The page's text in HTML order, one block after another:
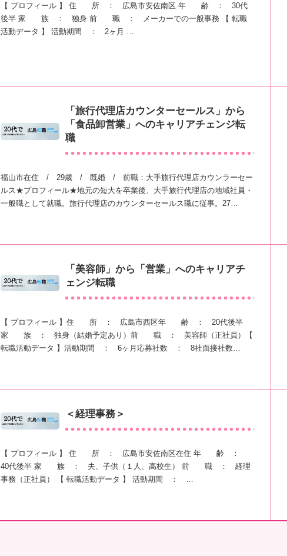
【 プロフィール 】 住 所 ： 広島市安佐南区 年 齢 ： 30代
後半 家 族 ： 独身 前 職 ： メーカーでの一般事務 【 転職
活動データ 】 活動期間 ： 2ヶ月 …
「旅行代理店カウンターセールス」から
「食品卸営業」へのキャリアチェンジ転
職
福山市在住 / 29歳 / 既婚 / 前職：大手旅行代理店カウンラーセー
ルス★プロフィール★地元の短大を卒業後、大手旅行代理店の地域社員・
一般職として就職。旅行代理店のカウンターセールス職に従事。27…
「美容師」から「営業」へのキャリアチ
ェンジ転職
【 プロフィール 】住 所 ： 広島市西区年 齢 ： 20代後半
家 族 ： 独身（結婚予定あり）前 職 ： 美容師（正社員）【
転職活動データ 】活動期間 ： 6ヶ月応募社数 ： 8社面接社数…
＜経理事務＞
【 プロフィール 】 住 所 ： 広島市安佐南区在住 年 齢 ：
40代後半 家 族 ： 夫、子供（１人、高校生） 前 職 ： 経理
事務（正社員） 【 転職活動データ 】 活動期間 ： …